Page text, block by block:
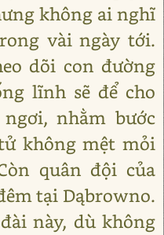
không ai nghĩ
vài ngày tới.
dõi con đường
lĩnh sẽ để cho
nhằm bước
không mệt mỏi
quân đội của
tại Dąbrowno.
này, dù không